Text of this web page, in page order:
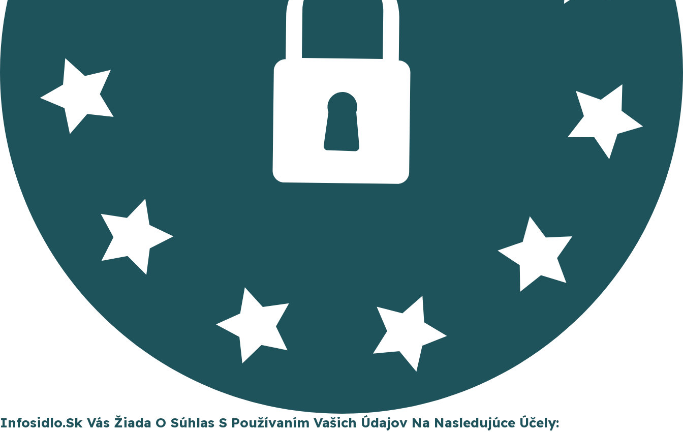
Infosidlo.sk Vás Žiada O Súhlas S Používaním Vašich Údajov Na Nasledujúce Účely: